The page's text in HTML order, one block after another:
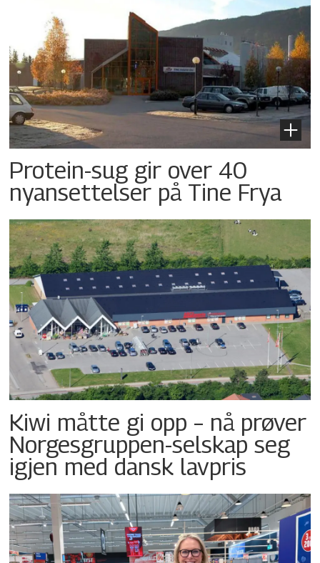
Protein-sug gir over 40
nyansettelser på Tine Frya
Kiwi måtte gi opp – nå prøver
Norgesgruppen-selskap seg
igjen med dansk lavpris